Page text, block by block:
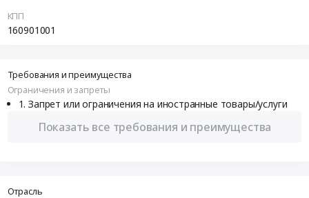
КПП
160901001
Требования и преимущества
Ограничения и запреты
Запрет или ограничения на иностранные товары/услуги
Показать все требования и преимущества
Отрасль